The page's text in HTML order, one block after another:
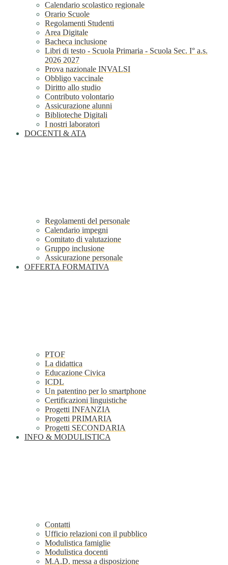
Calendario scolastico regionale
Orario Scuole
Regolamenti Studenti
Area Digitale
Bacheca inclusione
Libri di testo - Scuola Primaria - Scuola Sec. I° a.s.
2026 2027
Prova nazionale INVALSI
Obbligo vaccinale
Diritto allo studio
Contributo volontario
Assicurazione alunni
Biblioteche Digitali
I nostri laboratori
DOCENTI & ATA
Regolamenti del personale
Calendario impegni
Comitato di valutazione
Gruppo inclusione
Assicurazione personale
OFFERTA FORMATIVA
PTOF
La didattica
Educazione Civica
ICDL
Un patentino per lo smartphone
Certificazioni linguistiche
Progetti INFANZIA
Progetti PRIMARIA
Progetti SECONDARIA
INFO & MODULISTICA
Contatti
Ufficio relazioni con il pubblico
Modulistica famiglie
Modulistica docenti
M.A.D. messa a disposizione